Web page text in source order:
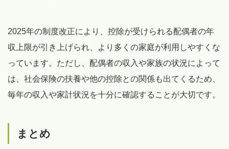
2025年の制度改正により、控除が受けられる配偶者の年
収上限が引き上げられ、より多くの家庭が利用しやすくな
っています。ただし、配偶者の収入や家族の状況によって
は、社会保険の扶養や他の控除との関係も出てくるため、
毎年の収入や家計状況を十分に確認することが大切です。
まとめ